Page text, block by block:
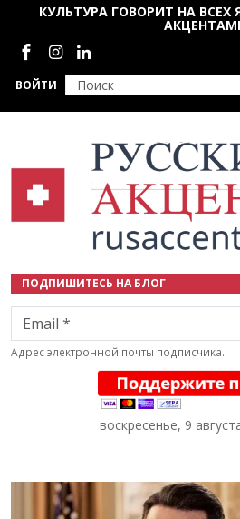
Перейти к основному содержанию
ВОЙТИ
КУЛЬТУРА ГОВОРИТ НА
Социальные сети
ПОДПИШИТЕСЬ НА БЛОГ
Email
Адрес электронной почты подписчика.
воскресенье, 9